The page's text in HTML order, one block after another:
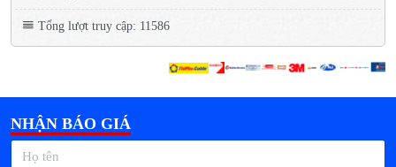
Tổng lượt truy cập: 11586
NHẬN BÁO GIÁ